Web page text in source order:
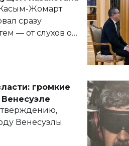
Касым-Жомарт
сразу
— от слухов о
здоровья.
громкие
Венесуэлы.